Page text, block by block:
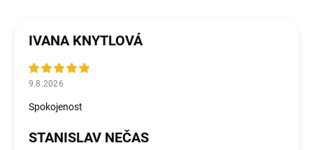
IVANA KNYTLOVÁ
9.8.2026
Spokojenost
STANISLAV NEČAS